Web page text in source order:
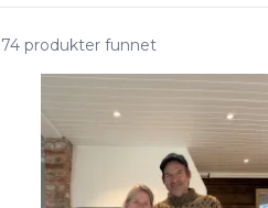
74 produkter funnet